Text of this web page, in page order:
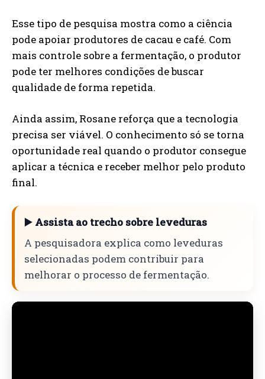
Esse tipo de pesquisa mostra como a ciência
pode apoiar produtores de cacau e café. Com
mais controle sobre a fermentação, o produtor
pode ter melhores condições de buscar
qualidade de forma repetida.
Ainda assim, Rosane reforça que a tecnologia
precisa ser viável. O conhecimento só se torna
oportunidade real quando o produtor consegue
aplicar a técnica e receber melhor pelo produto
final.
▶️ Assista ao trecho sobre leveduras
A pesquisadora explica como leveduras
selecionadas podem contribuir para
melhorar o processo de fermentação.